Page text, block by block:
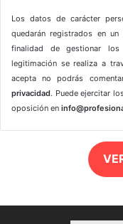
Los datos de carácter
quedarán registrados en
finalidad de gestionar
legitimación se realiza a
acepta no podrás
privacidad. Puede ejercitar
oposición en